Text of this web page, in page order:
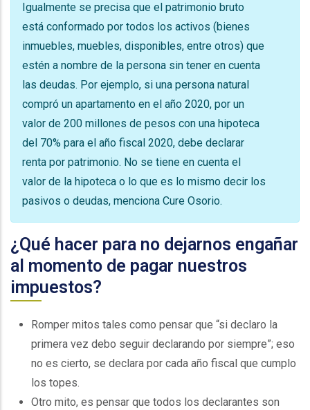
Igualmente se precisa que el patrimonio bruto
está conformado por todos los activos (bienes
inmuebles, muebles, disponibles, entre otros) que
estén a nombre de la persona sin tener en cuenta
las deudas. Por ejemplo, si una persona natural
compró un apartamento en el año 2020, por un
valor de 200 millones de pesos con una hipoteca
del 70% para el año fiscal 2020, debe declarar
renta por patrimonio. No se tiene en cuenta el
valor de la hipoteca o lo que es lo mismo decir los
pasivos o deudas, menciona Cure Osorio.
¿Qué hacer para no dejarnos engañar
al momento de pagar nuestros
impuestos?
Romper mitos tales como pensar que “si declaro la
primera vez debo seguir declarando por siempre”; eso
no es cierto, se declara por cada año fiscal que cumplo
los topes.
Otro mito, es pensar que todos los declarantes son